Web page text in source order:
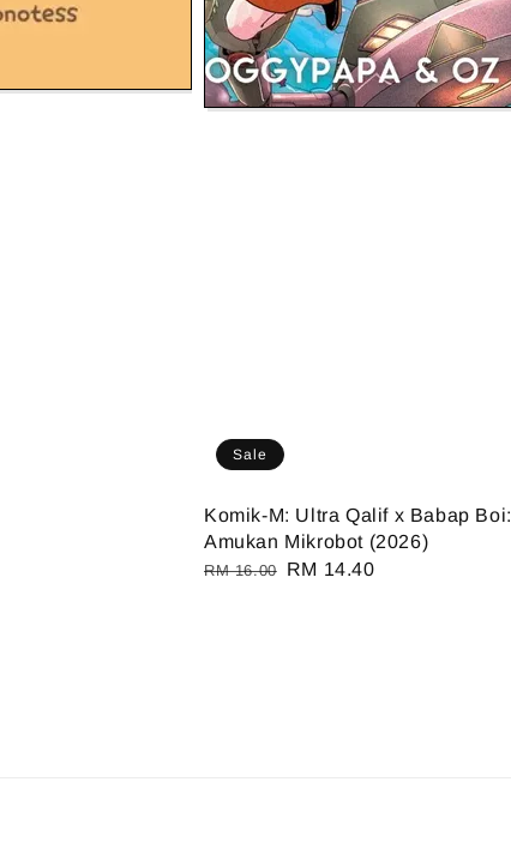
Sale
Komik-M: Ultra Qalif x Babap Boi:
Amukan Mikrobot (2026)
Regular
RM 16.00
Sale
RM 14.40